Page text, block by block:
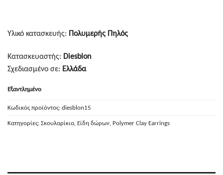
Υλικό κατασκευής: Πολυμερής Πηλός
Κατασκευαστής: Diesblon
Σχεδιασμένο σε: Ελλάδα
Εξαντλημένο
Κωδικός προϊόντος: diesblon15
Κατηγορίες: Σκουλαρίκια Είδη δώρων Polymer Clay Earrings